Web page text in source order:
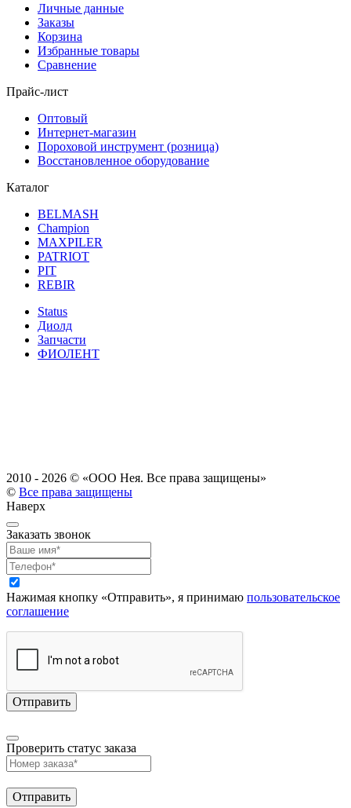
Личные данные
Заказы
Корзина
Избранные товары
Сравнение
Прайс-лист
Оптовый
Интернет-магазин
Пороховой инструмент (розница)
Восстановленное оборудование
Каталог
BELMASH
Champion
MAXPILER
PATRIOT
PIT
REBIR
Status
Диолд
Запчасти
ФИОЛЕНТ
2010 - 2026 © «ООО Нея. Все права защищены»
© Все права защищены
Наверх
Заказать звонок
Нажимая кнопку «Отправить», я принимаю пользовательское
соглашение
Проверить статус заказа